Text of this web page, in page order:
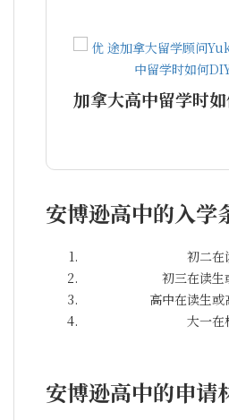
加拿大高中留学时
安博逊高中的入学
初二在
初三在读生
高中在读生或
大一在
安博逊高中的申请